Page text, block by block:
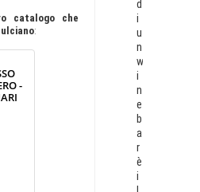
catalogo che
:
-
d
i
u
n
w
i
n
e
b
a
r
è
i